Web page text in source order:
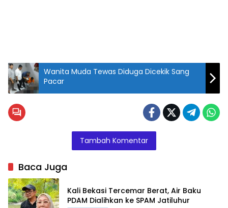
Wanita Muda Tewas Diduga Dicekik Sang
Pacar
Tambah Komentar
Baca Juga
Kali Bekasi Tercemar Berat, Air Baku
PDAM Dialihkan ke SPAM Jatiluhur